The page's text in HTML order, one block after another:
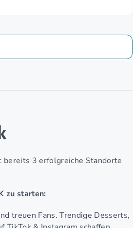
bereits 3 erfolgreiche Standorte
zu starten:
treuen Fans. Trendige Desserts,